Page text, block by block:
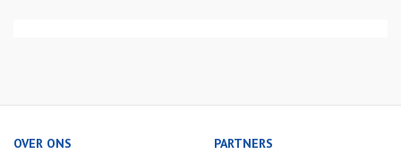
OVER ONS PARTNERS